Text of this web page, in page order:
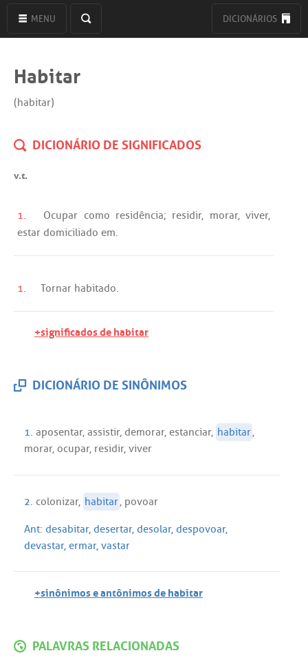
MENU DICIONÁRIOS
Habitar
(habitar)
DICIONÁRIO DE SIGNIFICADOS
v.t.
1. Ocupar como residência; residir, morar,viver,
estar domiciliado em.
1. Tornar habitado.
+significados de habitar
DICIONÁRIO DE SINÔNIMOS
1. aposentar, assistir, demorar, estanciar, habitar,
morar, ocupar, residir, viver
2. colonizar, habitar, povoar
Ant: desabitar, desertar, desolar, despovoar,
devastar, ermar, vastar
+sinônimos e antônimos de habitar
PALAVRAS RELACIONADAS